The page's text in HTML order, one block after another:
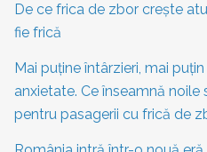
De ce frica de zbor crește
fie frică
Mai puține întârzieri, mai
anxietate. Ce înseamnă
pentru pasagerii cu frică de